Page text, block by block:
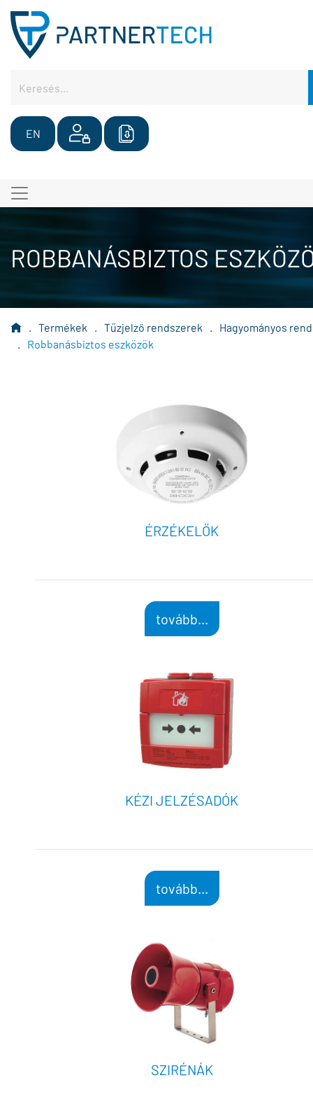
EN
ROBBANÁSBIZTOS
. Termékek . Tűzjelző rendszerek .
Hagyományos
.
Robbanásbiztos eszközök
ÉRZÉKELŐK
tovább...
KÉZI JELZÉSADÓK
tovább...
SZIRÉNÁK